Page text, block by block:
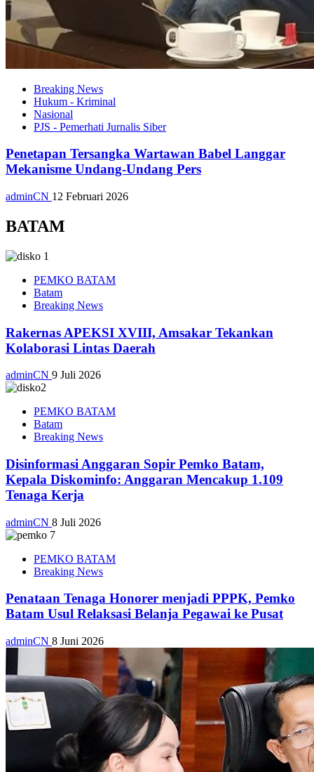
Breaking News
Hukum - Kriminal
Nasional
PJS - Pemerhati Jurnalis Siber
Penetapan Tersangka Wartawan Babel Langgar
Mekanisme Undang-Undang Pers
adminCN 12 Februari 2026
BATAM
PEMKO BATAM
Batam
Breaking News
Rakernas APEKSI XVIII, Amsakar Tekankan
Kolaborasi Lintas Daerah
adminCN 9 Juli 2026
PEMKO BATAM
Batam
Breaking News
Disinformasi Anggaran Sopir Pemko Batam,
Kepala Diskominfo: Anggaran Mencakup 1.109
Tenaga Kerja
adminCN 8 Juli 2026
PEMKO BATAM
Breaking News
Penataan Tenaga Honorer menjadi PPPK, Pemko
Batam Usul Relaksasi Belanja Pegawai ke Pusat
adminCN 8 Juni 2026